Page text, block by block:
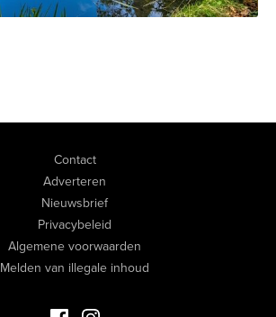
Contact
Adverteren
Nieuwsbrief
Privacybeleid
Algemene voorwaarden
Melden van illegale inhoud